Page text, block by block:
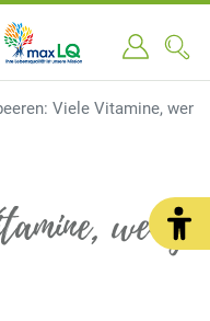
Viele Vitamine,
wenig